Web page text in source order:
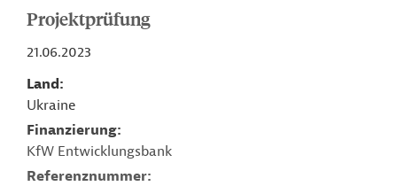
Projektprüfung
21.06.2023
Land
Ukraine
Finanzierung
KfW Entwicklungsbank
Referenznummer